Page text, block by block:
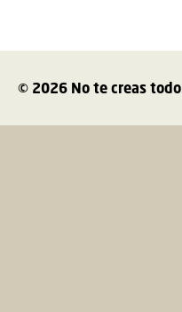
© 2026 No te creas todo